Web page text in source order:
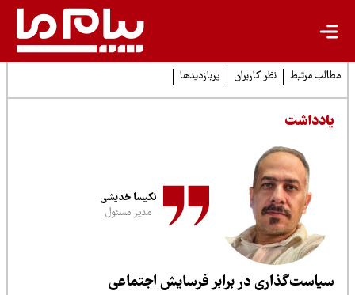
مرتبط نظر کاربران پربازدیدها
نکیسا خدیشی
مدیر مسئول
در برابر فرسایش اجتماعی